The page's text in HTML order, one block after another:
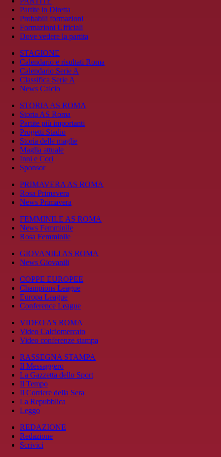
Partite in Diretta
Probabili formazioni
Formazioni Ufficiali
Dove vedere la partita
STAGIONE
Calendario e risultati Roma
Calendario Serie A
Classifica Serie A
News Calcio
STORIA AS ROMA
Storia AS Roma
Partite più importanti
Progetti Stadio
Storia delle maglie
Maglia attuale
Inni e Cori
Sponsor
PRIMAVERA AS ROMA
Rosa Primavera
News Primavera
FEMMINILE AS ROMA
News Femminile
Rosa Femminile
GIOVANILI AS ROMA
News Giovanili
COPPE EUROPEE
Champions League
Europa League
Conference League
VIDEO AS ROMA
Video Calciomercato
Video conferenze stampa
RASSEGNA STAMPA
Il Messaggero
La Gazzetta dello Sport
Il Tempo
Il Corriere della Sera
La Repubblica
Leggo
REDAZIONE
Redazione
Scrivici